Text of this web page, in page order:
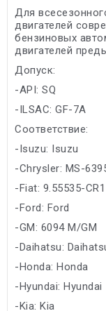
Для
двигателей
бензиновых
двигателей
Допуск:
-API: SQ
-ILSAC: GF-7A
Соответствие:
-Isuzu: Isuzu
-Chrysler: MS-
-Fiat: 9.55535-CR1
-Ford: Ford
-GM: 6094 M/GM
-Daihatsu:
-Honda: Honda
-Hyundai: Hyundai
-Kia: Kia